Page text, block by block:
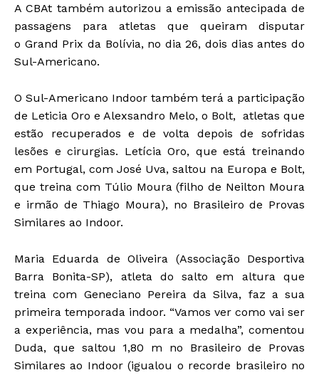
A CBAt também autorizou a emissão antecipada de
passagens para atletas que queiram disputar
o Grand Prix da Bolívia, no dia 26, dois dias antes do
Sul-Americano.
O Sul-Americano Indoor também terá a participação
de Leticia Oro e Alexsandro Melo, o Bolt, atletas que
estão recuperados e de volta depois de sofridas
lesões e cirurgias. Letícia Oro, que está treinando
em Portugal, com José Uva, saltou na Europa e Bolt,
que treina com Túlio Moura (filho de Neilton Moura
e irmão de Thiago Moura), no Brasileiro de Provas
Similares ao Indoor.
Maria Eduarda de Oliveira (Associação Desportiva
Barra Bonita-SP), atleta do salto em altura que
treina com Geneciano Pereira da Silva, faz a sua
primeira temporada indoor. “Vamos ver como vai ser
a experiência, mas vou para a medalha”, comentou
Duda, que saltou 1,80 m no Brasileiro de Provas
Similares ao Indoor (igualou o recorde brasileiro no